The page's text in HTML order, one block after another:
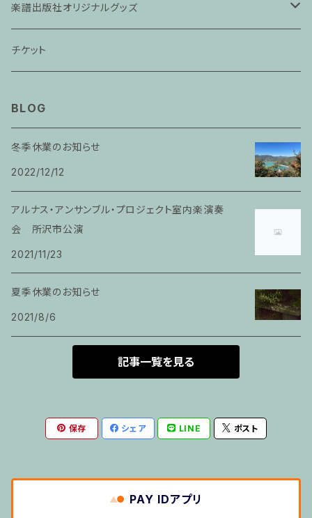
ピアノ科４５分レッスン
家族割プラン
家族割適用プラン2
家族割適用プラン3
家族割適用プラン4
ヴァイオリンピアノ６０分レッスン
ピアノ科６０分レッスン
その他のご利用
楽譜出版社オリジナルグッズ
アパレル
チケット
BLOG
冬季休業のお知らせ
2022/12/12
アルナス・アンサンブル・プロジェクト室内楽演奏
会 所沢市公演
2021/11/23
夏季休業のお知らせ
2021/8/6
記事一覧を見る
保存 シェア LINE ポスト
PAY IDアプリ